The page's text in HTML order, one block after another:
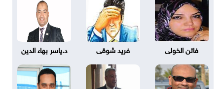
فاتن الخولى فريد شوقى د.ياسر بهاء الدين